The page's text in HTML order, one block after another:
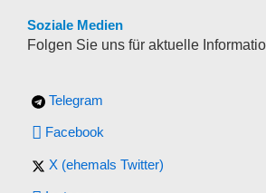
Soziale Medien
Folgen Sie uns für aktuelle
Telegram
Facebook
X (ehemals Twitter)